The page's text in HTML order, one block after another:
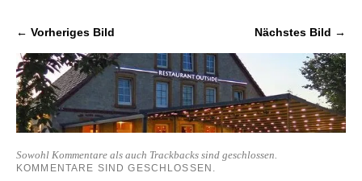
← Vorheriges Bild Nächstes Bild →
Sowohl Kommentare als auch Trackbacks sind geschlossen.
KOMMENTARE SIND GESCHLOSSEN.